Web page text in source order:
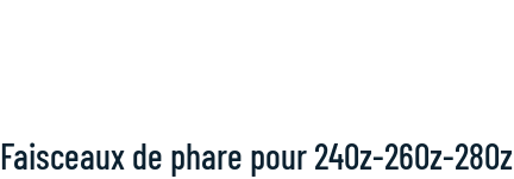
Faisceaux de phare pour 240z-260z-280z